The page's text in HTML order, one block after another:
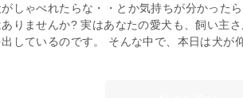
しゃべれたらな・・とか気持ちが分かった
りませんか? 実はあなたの愛犬も、飼い主さ
しているのです。 そんな中で、本日は犬が